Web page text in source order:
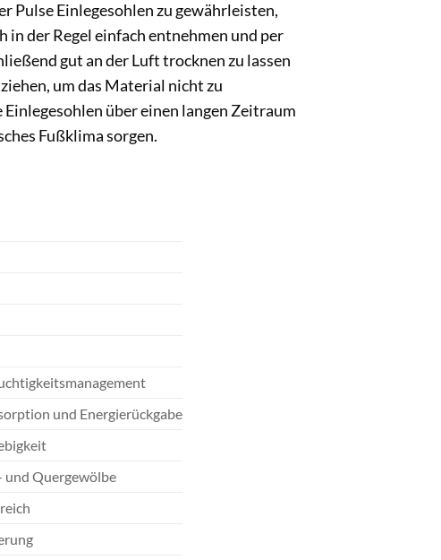
Pulse Einlegesohlen zu gewährleisten,
in der Regel einfach entnehmen und per
gut an der Luft trocknen zu lassen
um das Material nicht zu
Einlegesohlen über einen langen Zeitraum
Fußklima sorgen.
und Energierückgabe
und Quergewölbe